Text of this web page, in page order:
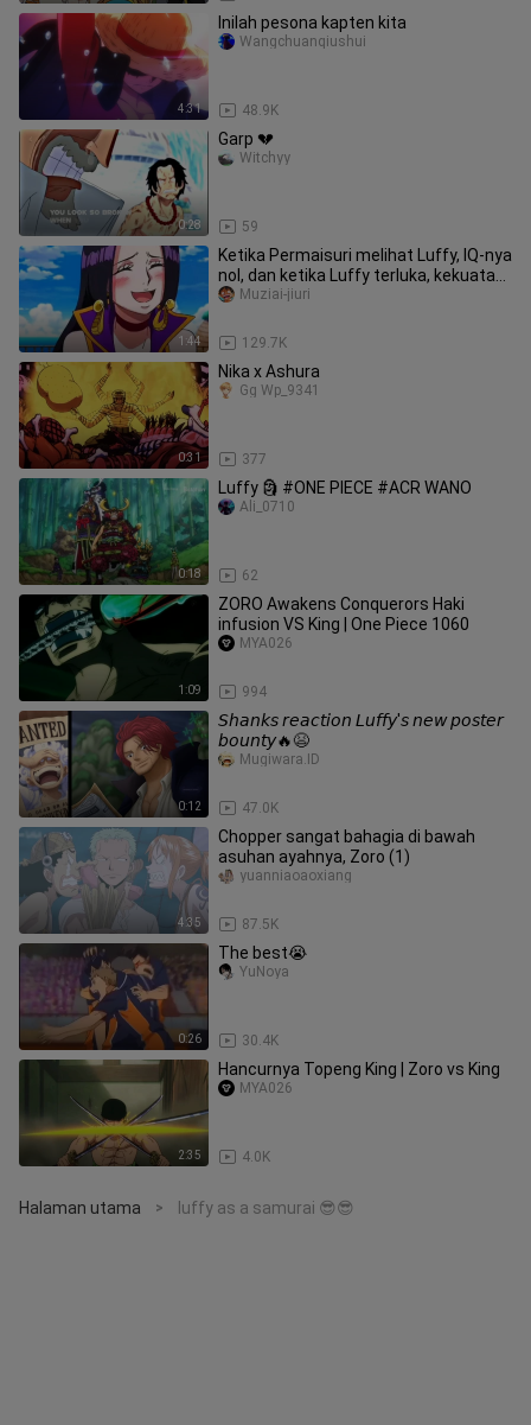
4:31
Inilah pesona kapten kita
48.9K
Wangchuanqiushui
0:28
Garp 💔
59
Witchyy
1:44
Ketika Permaisuri melihat Luffy, IQ-nya
nol, dan ketika Luffy terluka, kekuatan
tempurnya adalah 100
129.7K
Muziai-jiuri
0:31
Nika x Ashura
377
Gg Wp_9341
0:18
Luffy 🗿 #ONE PIECE #ACR WANO
62
Ali_0710
1:09
ZORO Awakens Conquerors Haki
infusion VS King | One Piece 1060
994
MYA026
0:12
𝘚𝘩𝘢𝘯𝘬𝘴 𝘳𝘦𝘢𝘤𝘵𝘪𝘰𝘯 𝘓𝘶𝘧𝘧𝘺'𝘴 𝘯𝘦𝘸 𝘱𝘰𝘴𝘵𝘦𝘳
𝘣𝘰𝘶𝘯𝘵𝘺🔥😫
47.0K
Mugiwara.ID
4:35
Chopper sangat bahagia di bawah
asuhan ayahnya, Zoro (1)
87.5K
yuanniaoaoxiang
0:26
The best😭
30.4K
YuNoya
2:35
Hancurnya Topeng King | Zoro vs King
4.0K
MYA026
Halaman utama > luffy as a samurai 😎😎